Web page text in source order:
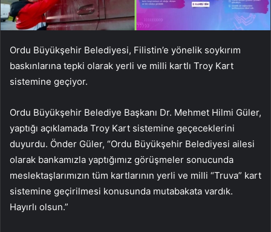
Ordu Büyükşehir Belediyesi, Filistin’e yönelik soykırım
baskınlarına tepki olarak yerli ve milli kartlı Troy Kart
sistemine geçiyor.
Ordu Büyükşehir Belediye Başkanı Dr. Mehmet Hilmi Güler,
yaptığı açıklamada Troy Kart sistemine geçeceklerini
duyurdu. Önder Güler, “Ordu Büyükşehir Belediyesi ailesi
olarak bankamızla yaptığımız görüşmeler sonucunda
meslektaşlarımızın tüm kartlarının yerli ve milli “Truva” kart
sistemine geçirilmesi konusunda mutabakata vardık.
Hayırlı olsun.”